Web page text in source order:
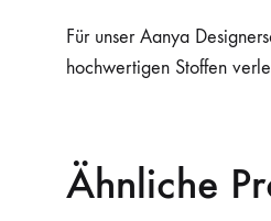
Für unser Aanya
hochwertigen Stoffen
Ähnliche